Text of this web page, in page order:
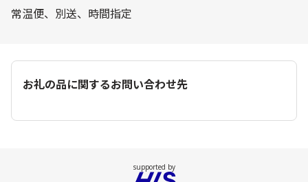
常温便、別送、時間指定
お礼の品に関するお問い合わせ先